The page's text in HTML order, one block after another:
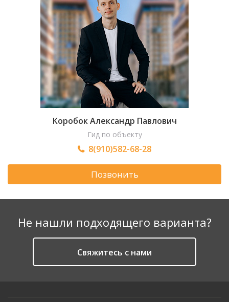
Коробок Александр Павлович
Гид по объекту
8(910)582-68-28
Позвонить
Не нашли подходящего варианта?
Cвяжитесь с нами